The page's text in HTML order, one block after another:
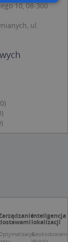
10, 08-300
ul.
Inteligencja
lokalizacji
z
to